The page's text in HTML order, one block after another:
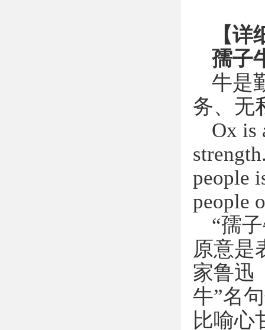
【
孺子
牛是
务、无
Ox is
people
people
“孺
原意是
家鲁迅
牛”名
比喻心